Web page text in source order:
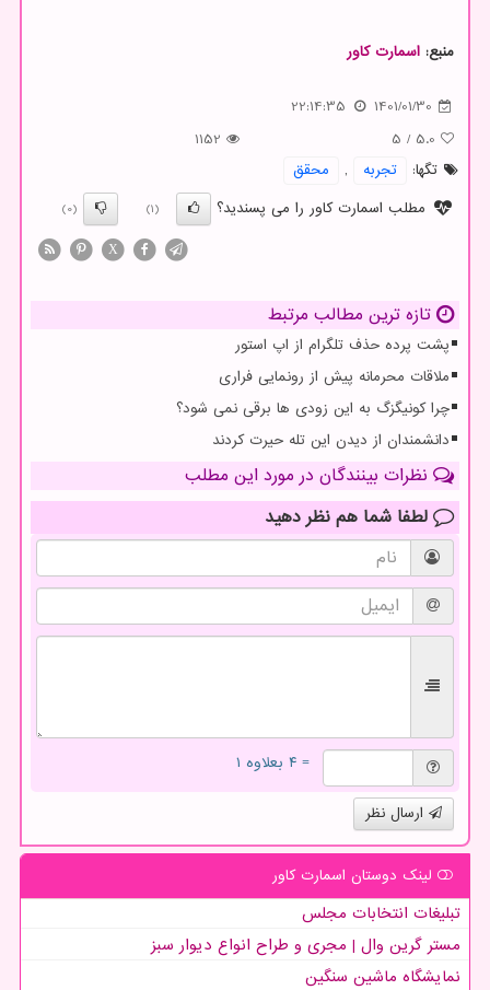
منبع: اسمارت كاور
1401/01/30
22:14:35
5.0
/
5
1152
تگها:
تجربه ,
محقق
مطلب اسمارت کاور را می پسندید؟
(1)
(0)
X
تازه ترین مطالب مرتبط
پشت پرده حذف تلگرام از اپ استور
ملاقات محرمانه پیش از رونمایی فراری
چرا کونیگزگ به این زودی ها برقی نمی شود؟
دانشمندان از دیدن این تله حیرت کردند
نظرات بینندگان در مورد این مطلب
لطفا شما هم نظر دهید
= ۴ بعلاوه ۱
ارسال نظر
لینک دوستان اسمارت كاور
تبلیغات انتخابات مجلس
مستر گرین وال | مجری و طراح انواع دیوار سبز
نمایشگاه ماشین سنگین